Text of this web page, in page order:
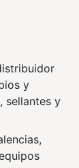
y
sellantes y